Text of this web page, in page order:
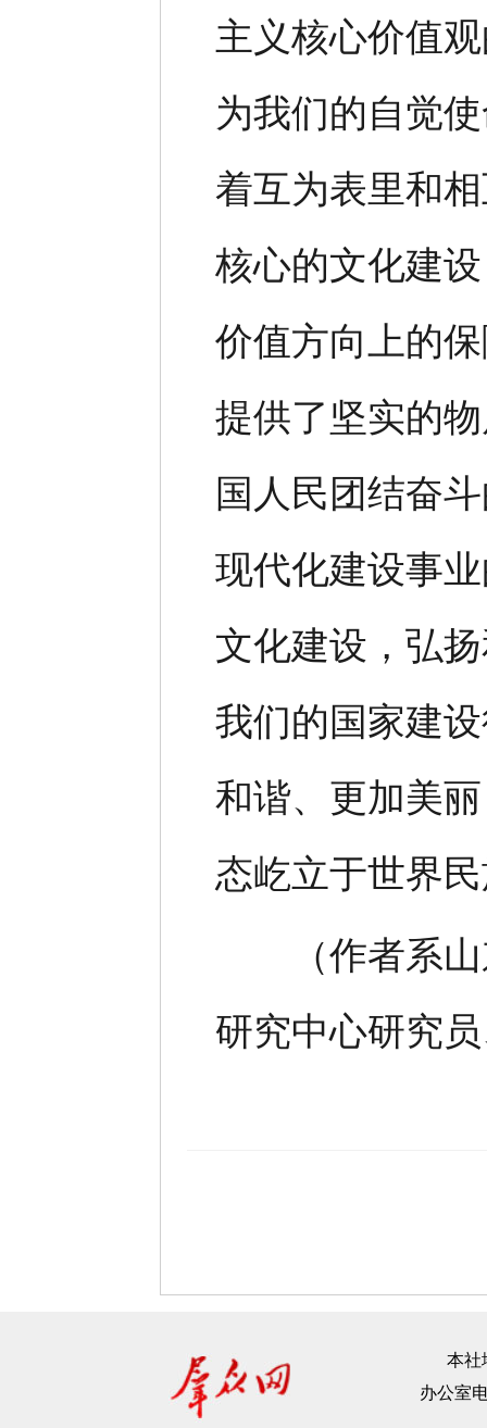
主义核心价值
为我们的自觉
着互为表里和
核心的文化建
价值方向上的
提供了坚实的
国人民团结奋
现代化建设事
文化建设，弘
我们的国家建
和谐、更加美
态屹立于世界
（作者系山
研究中心研究
本社
办公室